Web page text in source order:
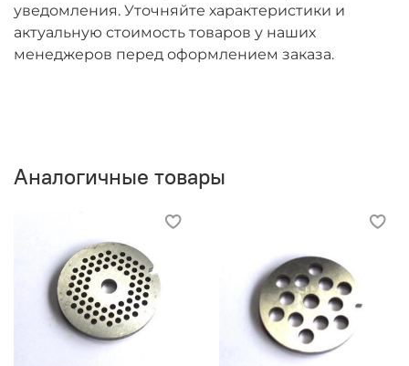
уведомления. Уточняйте характеристики и
актуальную стоимость товаров у наших
менеджеров перед оформлением заказа.
Аналогичные товары